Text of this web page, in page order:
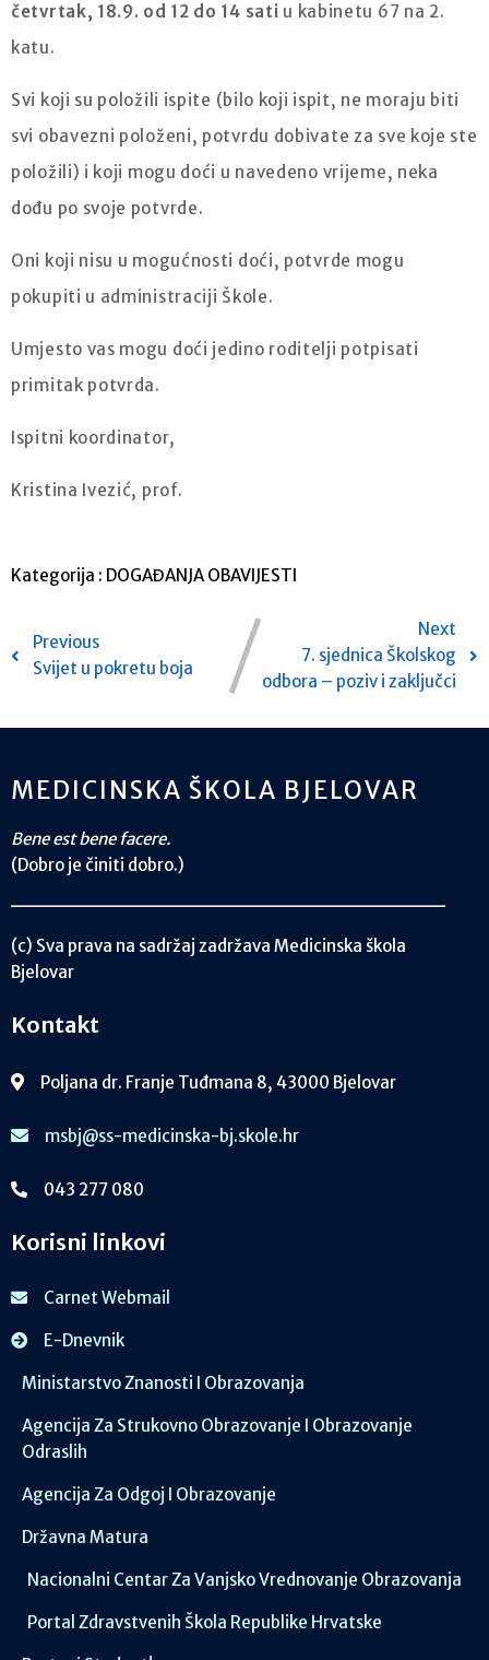
četvrtak, 18.9. od 12 do 14 sati u kabinetu 67 na 2.
katu.
Svi koji su položili ispite (bilo koji ispit, ne moraju biti
svi obavezni položeni, potvrdu dobivate za sve koje ste
položili) i koji mogu doći u navedeno vrijeme, neka
dođu po svoje potvrde.
Oni koji nisu u mogućnosti doći, potvrde mogu
pokupiti u administraciji Škole.
Umjesto vas mogu doći jedino roditelji potpisati
primitak potvrda.
Ispitni koordinator,
Kristina Ivezić, prof.
Kategorija : DOGAĐANJA OBAVIJESTI
Previous
Svijet u pokretu boja
Next
7. sjednica Školskog
odbora – poziv i zaključci
MEDICINSKA ŠKOLA BJELOVAR
Bene est bene facere.
(Dobro je činiti dobro.)
(c) Sva prava na sadržaj zadržava Medicinska škola
Bjelovar
Kontakt
Poljana dr. Franje Tuđmana 8, 43000 Bjelovar
msbj@ss-medicinska-bj.skole.hr
043 277 080
Korisni linkovi
Carnet Webmail
E-Dnevnik
Ministarstvo Znanosti I Obrazovanja
Agencija Za Strukovno Obrazovanje I Obrazovanje
Odraslih
Agencija Za Odgoj I Obrazovanje
Državna Matura
Nacionalni Centar Za Vanjsko Vrednovanje Obrazovanja
Portal Zdravstvenih Škola Republike Hrvatske